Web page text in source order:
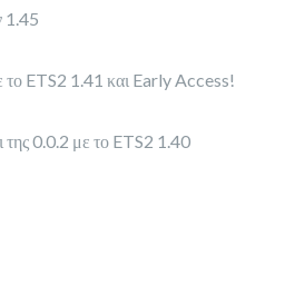
1.45
ETS2 1.41 και Early Access!
της 0.0.2 με το ETS2 1.40